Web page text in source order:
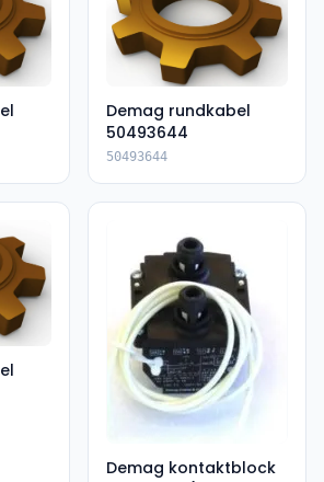
Demag rundkabel
50493644
50493644
Demag kontaktblock